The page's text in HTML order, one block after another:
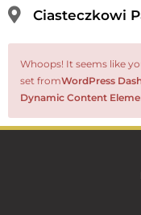
Ciasteczkowi
Whoops! It seems like
set fromWordPress
Dynamic Content